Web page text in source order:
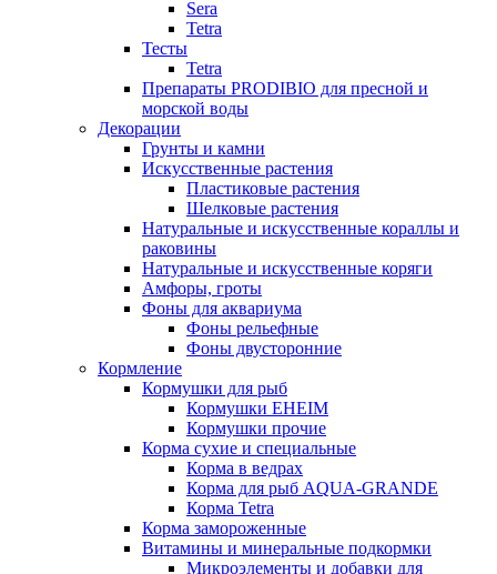
Sera
Tetra
Тесты
Tetra
Препараты PRODIBIO для пресной и
морской воды
Декорации
Грунты и камни
Искусственные растения
Пластиковые растения
Шелковые растения
Натуральные и искусственные кораллы и
раковины
Натуральные и искусственные коряги
Амфоры, гроты
Фоны для аквариума
Фоны рельефные
Фоны двусторонние
Кормление
Кормушки для рыб
Кормушки EHEIM
Кормушки прочие
Корма сухие и специальные
Корма в ведрах
Корма для рыб AQUA-GRANDE
Корма Tetra
Корма замороженные
Витамины и минеральные подкормки
Микроэлементы и добавки для